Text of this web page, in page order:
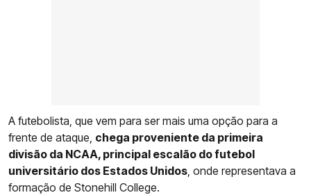
A futebolista, que vem para ser mais uma opção para a
frente de ataque, chega proveniente da primeira
divisão da NCAA, principal escalão do futebol
universitário dos Estados Unidos , onde representava a
formação de Stonehill College.